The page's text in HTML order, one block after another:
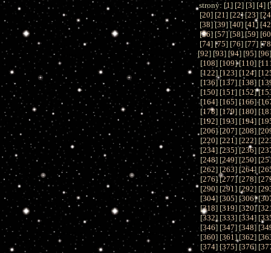
strony: [1] [2] [3] [4] [
[20] [21] [22] [23] [24
[38] [39] [40] [41] [42
[56] [57] [58] [59] [60
[74] [75] [76] [77] [78
[92] [93] [94] [95] [96
[108] [109] [110] [
[122] [123] [124] [
[136] [137] [138] [
[150] [151] [152] [
[164] [165] [166] [
[178] [179] [180] [
[192] [193] [194] [
[206] [207] [208] [
[220] [221] [222] [
[234] [235] [236] [
[248] [249] [250] [
[262] [263] [264] [
[276] [277] [278] [
[290] [291] [292] [
[304] [305] [306] [
[318] [319] [320] [
[332] [333] [334] [
[346] [347] [348] [
[360] [361] [362] [
[374] [375] [376] [